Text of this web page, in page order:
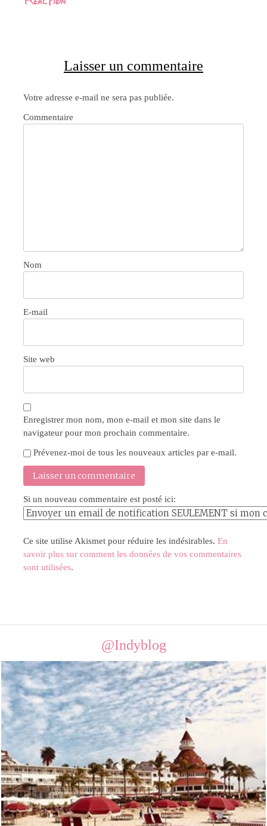
Article
Laisser un commentaire
Votre adresse e-mail ne sera pas publiée.
Commentaire
Nom
E-mail
Site web
Enregistrer mon nom, mon e-mail et mon site dans le
navigateur pour mon prochain commentaire.
Prévenez-moi de tous les nouveaux articles par e-mail.
Si un nouveau commentaire est posté ici:
Ce site utilise Akismet pour réduire les indésirables. En
savoir plus sur comment les données de vos commentaires
sont utilisées.
@Indyblog